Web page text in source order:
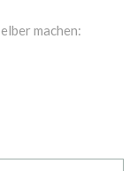
machen: